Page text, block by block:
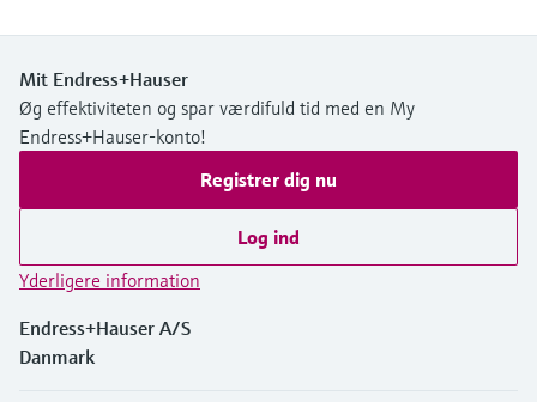
Mit Endress+Hauser
Øg effektiviteten og spar værdifuld tid med en My
Endress+Hauser-konto!
Registrer dig nu
Log ind
Yderligere information
Endress+Hauser A/S
Danmark